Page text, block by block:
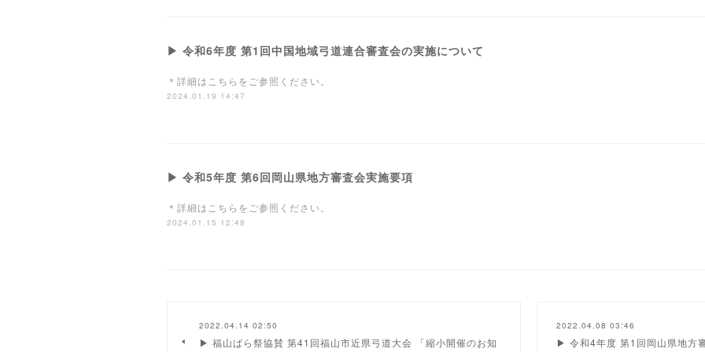
▶ 令和6年度 第1回中国地域弓道連合審査会の実施について
＊詳細はこちらをご参照ください。
2024.01.19 14:47
▶ 令和5年度 第6回岡山県地方審査会実施要項
＊詳細はこちらをご参照ください。
2024.01.15 12:48
2022.04.14 02:50
▶ 福山ばら祭協賛 第41回福山市近県弓道大会 「縮小開催のお知
2022.04.08 03:46
▶ 令和4年度 第1回岡山県地方